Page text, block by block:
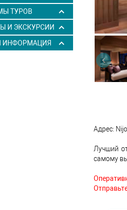
ТУРОВ
И ЭКСКУРСИИ
ИНФОРМАЦИЯ
Адрес:
Лучший
самому